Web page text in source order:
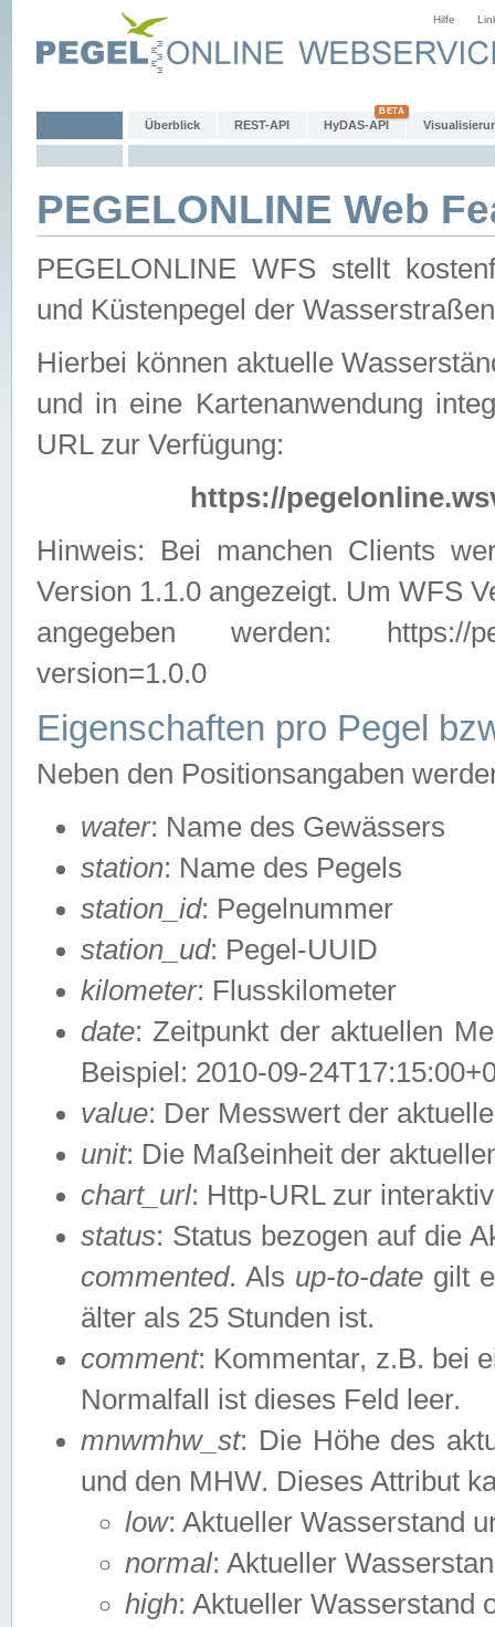
Hilfe
Überblick REST-API HyDAS-API
PEGELONLINE Web
PEGELONLINE WFS stellt
und Küstenpegel der
Hierbei können aktuelle
und in eine Kartenanwendung
URL zur Verfügung:
https://
Hinweis: Bei manchen Clients
Version 1.1.0 angezeigt. Um WFS
angegeben werden: https://
version=1.0.0
Eigenschaften pro Pegel
Neben den Positionsangaben
water: Name des Gewässers
station: Name des Pegels
station_id: Pegelnummer
station_ud: Pegel-UUID
kilometer: Flusskilometer
date: Zeitpunkt der aktuellen
Beispiel: 2010-09-
value: Der Messwert der
unit: Die Maßeinheit der
chart_url: Http-URL zur
status: Status bezogen auf die
commented. Als up-to-date gilt
älter als 25 Stunden ist.
comment: Kommentar, z.B. bei
Normalfall ist dieses Feld leer.
mnwmhw_st: Die Höhe des
und den MHW. Dieses Attribut
low: Aktueller Wasserstand
normal: Aktueller
high: Aktueller Wasserstand